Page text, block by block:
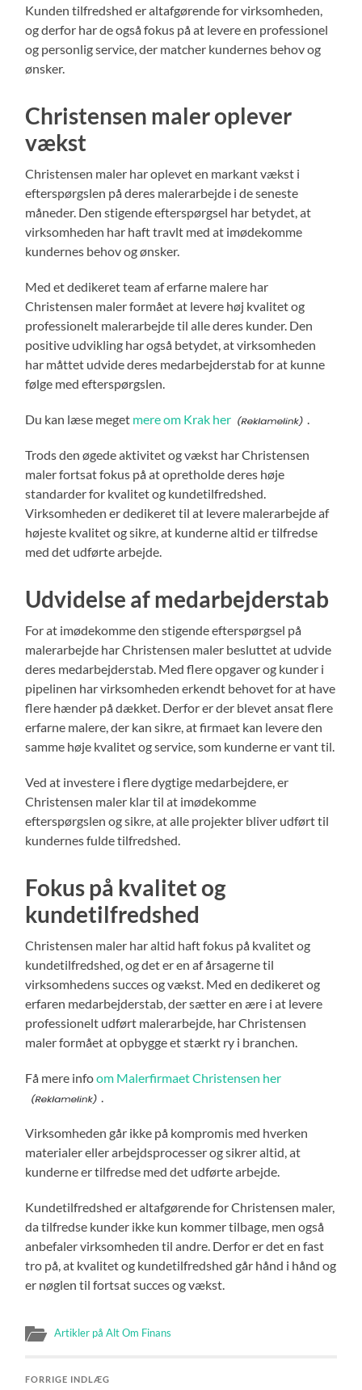
Kunden tilfredshed er altafgørende for virksomheden,
og derfor har de også fokus på at levere en professionel
og personlig service, der matcher kundernes behov og
ønsker.
Christensen maler oplever
vækst
Christensen maler har oplevet en markant vækst i
efterspørgslen på deres malerarbejde i de seneste
måneder. Den stigende efterspørgsel har betydet, at
virksomheden har haft travlt med at imødekomme
kundernes behov og ønsker.
Med et dedikeret team af erfarne malere har
Christensen maler formået at levere høj kvalitet og
professionelt malerarbejde til alle deres kunder. Den
positive udvikling har også betydet, at virksomheden
har måttet udvide deres medarbejderstab for at kunne
følge med efterspørgslen.
Du kan læse meget mere om Krak her
Trods den øgede aktivitet og vækst har Christensen
maler fortsat fokus på at opretholde deres høje
standarder for kvalitet og kundetilfredshed.
Virksomheden er dedikeret til at levere malerarbejde af
højeste kvalitet og sikre, at kunderne altid er tilfredse
med det udførte arbejde.
Udvidelse af medarbejderstab
For at imødekomme den stigende efterspørgsel på
malerarbejde har Christensen maler besluttet at udvide
deres medarbejderstab. Med flere opgaver og kunder i
pipelinen har virksomheden erkendt behovet for at have
flere hænder på dækket. Derfor er der blevet ansat flere
erfarne malere, der kan sikre, at firmaet kan levere den
samme høje kvalitet og service, som kunderne er vant til.
Ved at investere i flere dygtige medarbejdere, er
Christensen maler klar til at imødekomme
efterspørgslen og sikre, at alle projekter bliver udført til
kundernes fulde tilfredshed.
Fokus på kvalitet og
kundetilfredshed
Christensen maler har altid haft fokus på kvalitet og
kundetilfredshed, og det er en af årsagerne til
virksomhedens succes og vækst. Med en dedikeret og
erfaren medarbejderstab, der sætter en ære i at levere
professionelt udført malerarbejde, har Christensen
maler formået at opbygge et stærkt ry i branchen.
Få mere infoom Malerfirmaet Christensen her
Virksomheden går ikke på kompromis med hverken
materialer eller arbejdsprocesser og sikrer altid, at
kunderne er tilfredse med det udførte arbejde.
Kundetilfredshed er altafgørende for Christensen maler,
da tilfredse kunder ikke kun kommer tilbage, men også
anbefaler virksomheden til andre. Derfor er det en fast
tro på, at kvalitet og kundetilfredshed går hånd i hånd og
er nøglen til fortsat succes og vækst.
Artikler på Alt Om Finans
FORRIGE INDLÆG